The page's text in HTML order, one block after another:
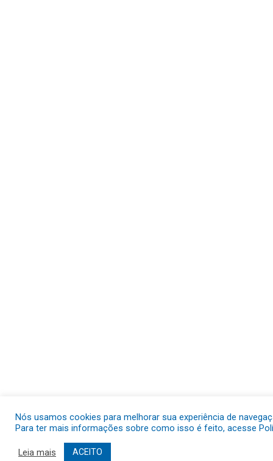
Nós usamos cookies para melhorar sua experiência de
Para ter mais informações sobre como isso é feito, acesse
Leia mais ACEITO